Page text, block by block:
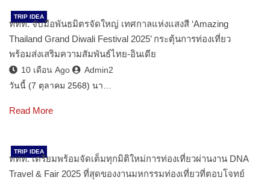
TRIP IDEA
ททท. จับมือพันธมิตรจัดใหญ่ เทศกาลแห่งแสงสี ‘Amazing
Thailand Grand Diwali Festival 2025’ กระตุ้นการท่องเที่ยว
พร้อมส่งเสริมความสัมพันธ์ไทย-อินเดีย
10 เดือน Ago
Admin2
วันนี้ (7 ตุลาคม 2568) นา…
Read More
TRIP IDEA
ททท. เตรียมพร้อมจัดเต็มทุกมิติใหม่การท่องเที่ยวผ่านงาน DNA
Travel & Fair 2025 ที่สุดของงานมหกรรมท่องเที่ยวที่ตอบโจทย์